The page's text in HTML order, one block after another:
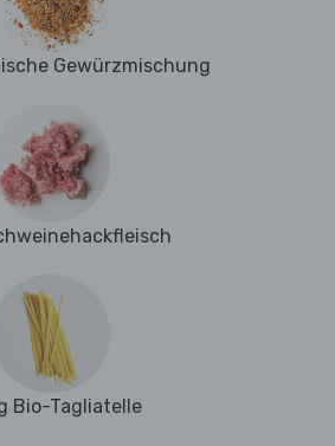
Gewürzmischung
Bio-Tagliatelle